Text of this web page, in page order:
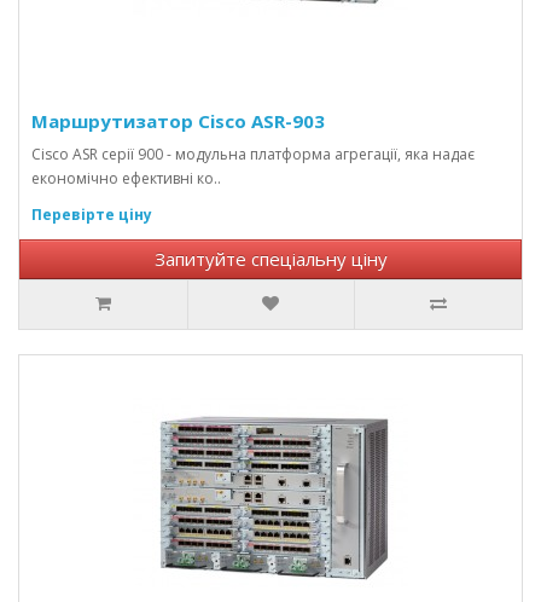
Маршрутизатор Cisco ASR-903
Cisco ASR серії 900 - модульна платформа агрегації, яка надає
економічно ефективні ко..
Перевірте ціну
Запитуйте спеціальну ціну